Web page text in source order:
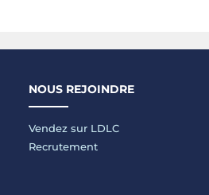
NOUS REJOINDRE
Vendez sur LDLC
Recrutement